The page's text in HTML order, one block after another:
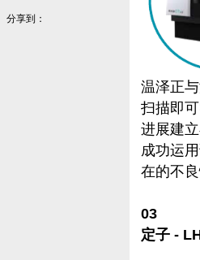
分享到：
温泽正
扫描即
进展建
成功运
在的不良
03
定子 -